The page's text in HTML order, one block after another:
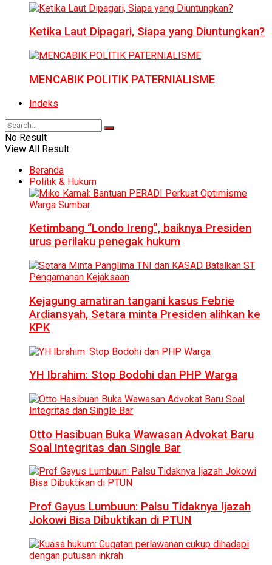
Ketika Laut Dipagari, Siapa yang Diuntungkan?
MENCABIK POLITIK PATERNIALISME
Indeks
No Result
View All Result
Beranda
Politik & Hukum
Ketimbang “Londo Ireng”, baiknya Presiden
urus perilaku penegak hukum
Kejagung amatiran tangani kasus Febrie
Ardiansyah, Setara minta Presiden alihkan ke
KPK
YH Ibrahim: Stop Bodohi dan PHP Warga
Otto Hasibuan Buka Wawasan Advokat Baru
Soal Integritas dan Single Bar
Prof Gayus Lumbuun: Palsu Tidaknya Ijazah
Jokowi Bisa Dibuktikan di PTUN